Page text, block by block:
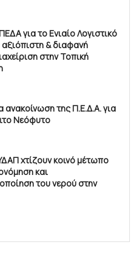
για το Ενιαίο Λογιστικό
αξιόπιστη & διαφανή
στην Τοπική
ανακοίνωση της Π.Ε.Δ.Α. για
Νεόφυτο
χτίζουν κοινό μέτωπο
και
του νερού στην